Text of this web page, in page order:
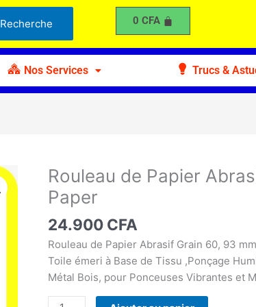
Recherche 0 CFA
Nos Services Trucs &
Rouleau de Papier
Paper
24.900 CFA
Rouleau de Papier Abrasif Grain 60, 93
Toile émeri à Base de Tissu ,Ponçage
Métal Bois, pour Ponceuses Vibrantes et
quantité
de
Rouleau
de
Papier
Abrasif
N°60
Sans
N°60
-
Sans